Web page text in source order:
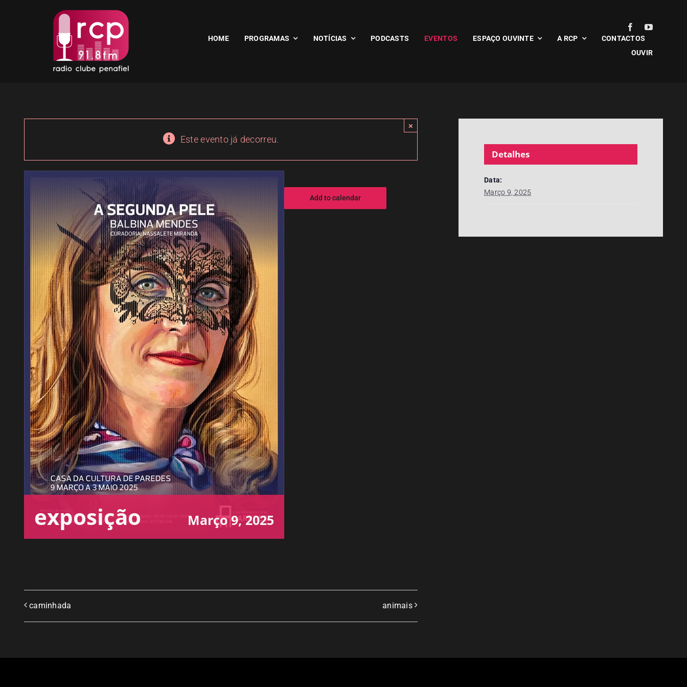
HOME PROGRAMAS NOTÍCIAS PODCASTS EVENTOS ESPAÇO OUVINTE A RCP
CONTACTOS
OUVIR
Este evento já decorreu.
×
exposição Março 9, 2025
Add to calendar
caminhada animais
Detalhes
Data:
Março 9, 2025